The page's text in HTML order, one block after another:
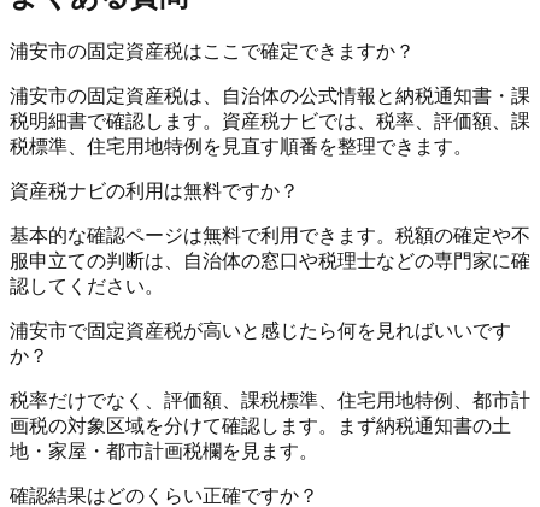
浦安市の固定資産税はここで確定できますか？
浦安市の固定資産税は、自治体の公式情報と納税通知書・課
税明細書で確認します。資産税ナビでは、税率、評価額、課
税標準、住宅用地特例を見直す順番を整理できます。
資産税ナビの利用は無料ですか？
基本的な確認ページは無料で利用できます。税額の確定や不
服申立ての判断は、自治体の窓口や税理士などの専門家に確
認してください。
浦安市で固定資産税が高いと感じたら何を見ればいいです
か？
税率だけでなく、評価額、課税標準、住宅用地特例、都市計
画税の対象区域を分けて確認します。まず納税通知書の土
地・家屋・都市計画税欄を見ます。
確認結果はどのくらい正確ですか？